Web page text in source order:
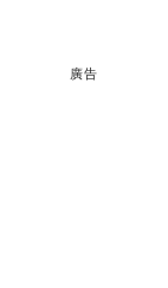
廣告